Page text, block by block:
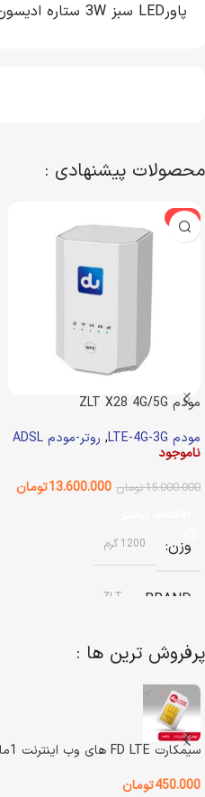
پاورLED سبز 3W ستاره ادیسون
محصولات پیشنهادی :
-9%
مودم ZLT X28 4G/5G
مودم LTE-4G-3G
, روتر-مودم ADSL
ناموجود
15.000.000تومان 13.600.000تومان
وزن 1200 گرم
BRAND
ZLT
وضعیت کالا استوک
نوع اتصال
4G / 5G —- FD/TD LTE
پرفروش ترین ها :
سیمکارت FD LTE های وب اینترنت 1ماهه
450.000تومان